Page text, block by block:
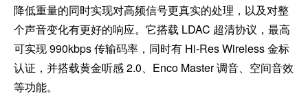
降低重量的同时实现对高频信号更真实的处理，以及对整
个声音变化有更好的响应。它搭载 LDAC 超清协议，最高
可实现 990kbps 传输码率，同时有 Hi-Res Wireless 金标
认证，并搭载黄金听感 2.0、Enco Master 调音、空间音效
等功能。